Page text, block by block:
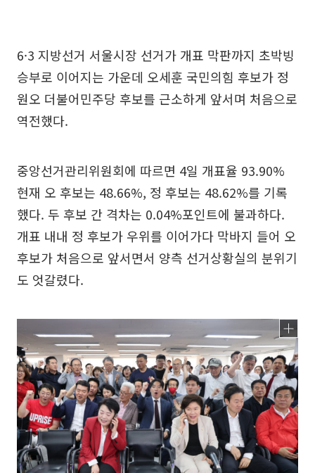
6·3 지방선거 서울시장 선거가 개표 막판까지 초박빙
승부로 이어지는 가운데 오세훈 국민의힘 후보가 정
원오 더불어민주당 후보를 근소하게 앞서며 처음으로
역전했다.
중앙선거관리위원회에 따르면 4일 개표율 93.90%
현재 오 후보는 48.66%, 정 후보는 48.62%를 기록
했다. 두 후보 간 격차는 0.04%포인트에 불과하다.
개표 내내 정 후보가 우위를 이어가다 막바지 들어 오
후보가 처음으로 앞서면서 양측 선거상황실의 분위기
도 엇갈렸다.